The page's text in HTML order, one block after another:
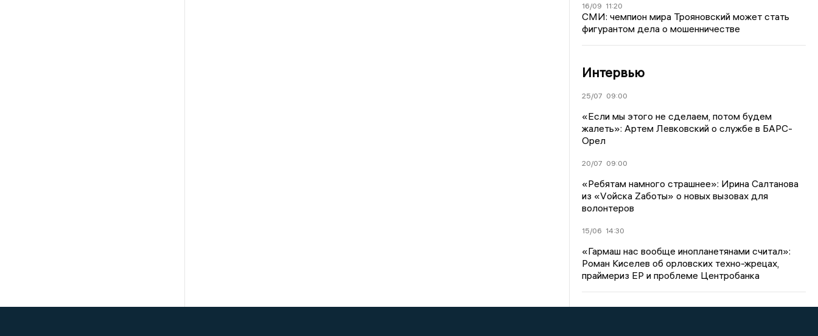
16/09 11:20
СМИ: чемпион мира Трояновский может стать
фигурантом дела о мошенничестве
Интервью
25/07 09:00
«Если мы этого не сделаем, потом будем
жалеть»: Артем Левковский о службе в БАРС-
Орел
20/07 09:00
«Ребятам намного страшнее»: Ирина Салтанова
из «Vойска Zаботы» о новых вызовах для
волонтеров
15/06 14:30
«Гармаш нас вообще инопланетянами считал»:
Роман Киселев об орловских техно-жрецах,
праймериз ЕР и проблеме Центробанка